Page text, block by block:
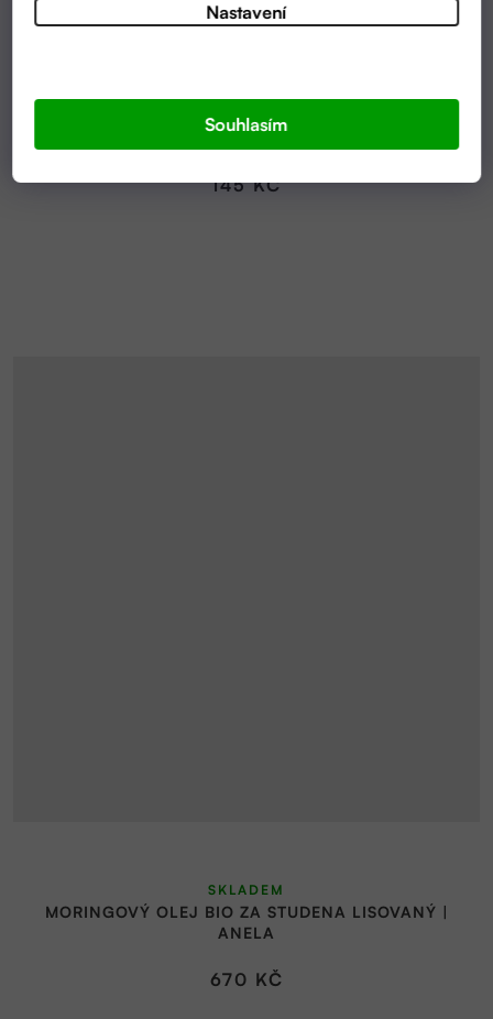
Nastavení
Souhlasím
PRATELNÉ KOSMETICKÉ TAMPONY SAMET + FROTÉ
— 6 KS | TIERRA VERDE
145 KČ
MORINGOVÝ OLEJ BIO ZA STUDENA LISOVANÝ |
ANELA
SKLADEM
670 KČ